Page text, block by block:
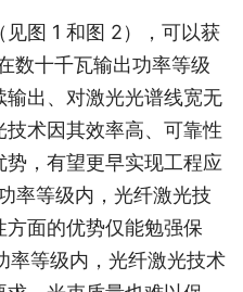
图 1 和图 2），可以获
十千瓦输出功率等级
出、对激光光谱线宽无
术因其效率高、可靠性
，有望更早实现工程应
率等级内，光纤激光技
面的优势仅能勉强保
等级内，光纤激光技术